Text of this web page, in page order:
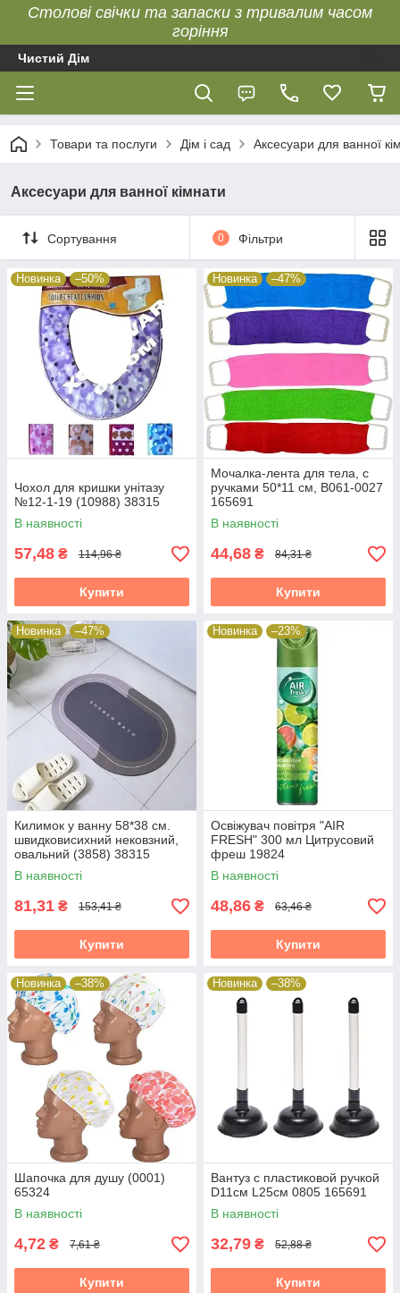
Столові свічки та запаски з тривалим часом
горіння
Чистий Дім
Товари та послуги Дім і сад Аксесуари для ванної
Аксесуари для ванної кімнати
Сортування 0 Фільтри
Новинка –50%
Чохол для кришки унітазу
№12-1-19 (10988) 38315
В наявності
57,48 ₴ 114,96 ₴
Купити
Новинка –47%
Мочалка-лента для тела, с
ручками 50*11 см, В061-0027
165691
В наявності
44,68 ₴ 84,31 ₴
Купити
Новинка –47%
Килимок у ванну 58*38 см.
швидковисихний нековзний,
овальний (3858) 38315
В наявності
81,31 ₴ 153,41 ₴
Купити
Новинка –23%
Освіжувач повітря "AIR
FRESH" 300 мл Цитрусовий
фреш 19824
В наявності
48,86 ₴ 63,46 ₴
Купити
Новинка –38%
Шапочка для душу (0001)
65324
В наявності
4,72 ₴ 7,61 ₴
Купити
Новинка –38%
Вантуз с пластиковой ручкой
D11см L25см 0805 165691
В наявності
32,79 ₴ 52,88 ₴
Купити